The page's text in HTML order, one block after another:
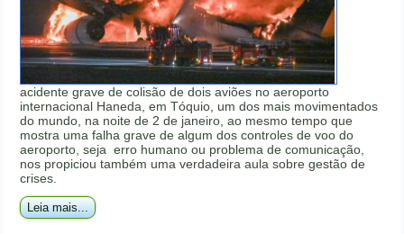
acidente grave de colisão de dois aviões no aeroporto
internacional Haneda, em Tóquio, um dos mais movimentados
do mundo, na noite de 2 de janeiro, ao mesmo tempo que
mostra uma falha grave de algum dos controles de voo do
aeroporto, seja erro humano ou problema de comunicação,
nos propiciou também uma verdadeira aula sobre gestão de
crises.
Leia mais...